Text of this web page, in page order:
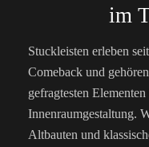
im
Stuckleisten erleben
Comeback und
gefragtesten
Innenraumgestaltung.
Altbauten und